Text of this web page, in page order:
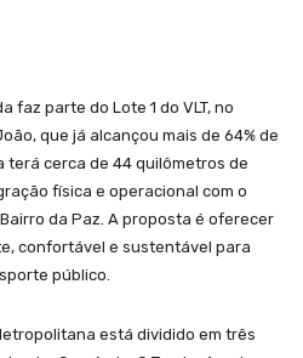
faz parte do Lote 1 do VLT, no
que já alcançou mais de 64% de
terá cerca de 44 quilômetros de
física e operacional com o
da Paz. A proposta é oferecer
confortável e sustentável para
público.
está dividido em três